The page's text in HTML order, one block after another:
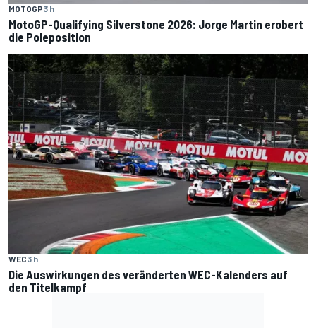
MOTOGP3 h
MotoGP-Qualifying Silverstone 2026: Jorge Martin erobert
die Poleposition
WEC3 h
Die Auswirkungen des veränderten WEC-Kalenders auf
den Titelkampf